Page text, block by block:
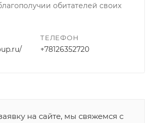
обитателей своих
ТЕЛЕФОН
+78126352720
на сайте, мы свяжемся с